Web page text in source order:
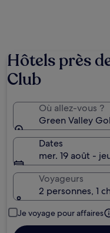
Hôtels près
Club
Où allez-vous ?
Green Valley
Dates
mer. 19 août -
Voyageurs
2 personnes, 1
Je voyage pour affaires